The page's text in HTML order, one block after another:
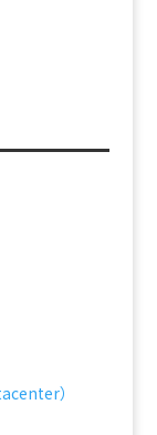
）